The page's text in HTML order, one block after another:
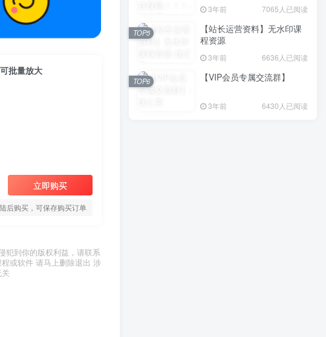
批量放大
立即购买
后购买，可保存购买订单
犯到你的版权利益，请联系
或软件 请马上删除退出 涉
3年前 7065人已阅读
【站长运营资料】无水印课
程资源
3年前 6636人已阅读
TOP5
【VIP会员专属交流群】
3年前 6430人已阅读
TOP6